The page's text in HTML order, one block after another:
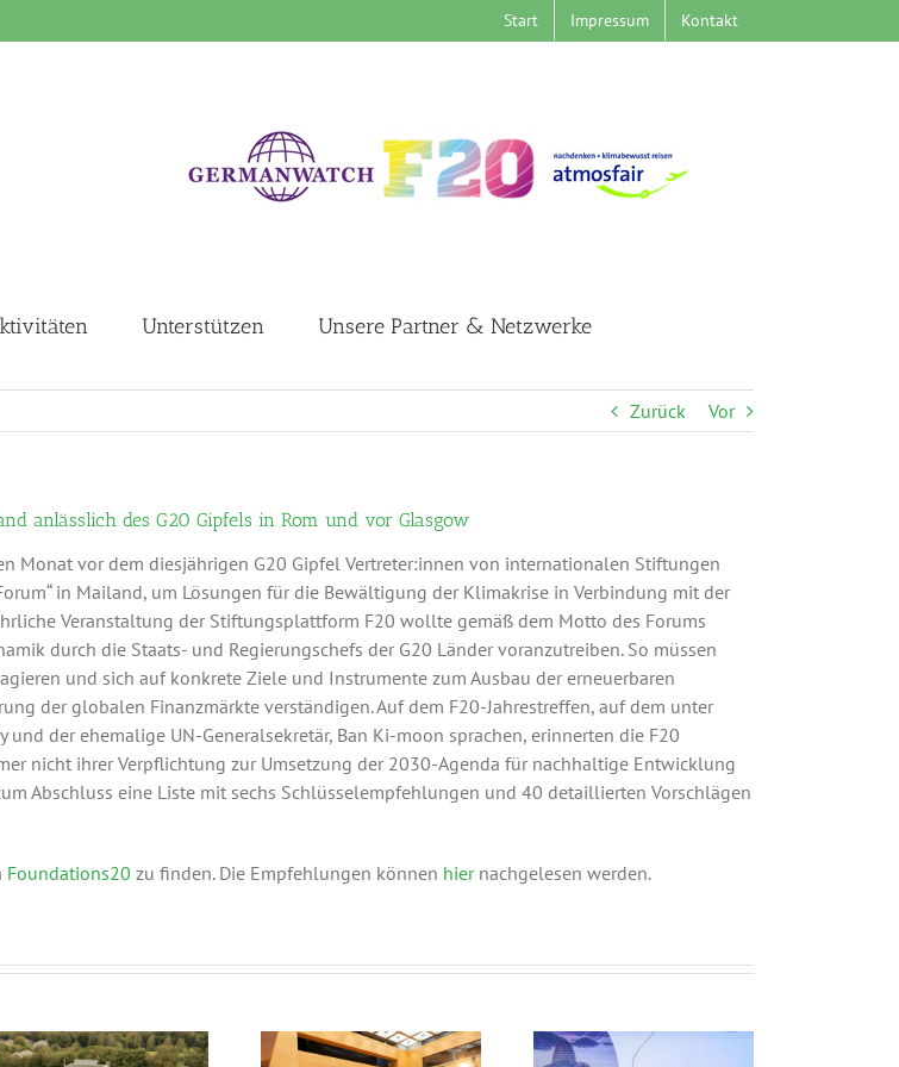
Start Impressum Kontakt
Unterstützen Unsere Partner & Netzwerke
Zurück Vor
anlässlich des G20 Gipfels in Rom und vor Glasgow
Monat vor dem diesjährigen G20 Gipfel Vertreter:innen von internationalen Stiftungen
in Mailand, um Lösungen für die Bewältigung der Klimakrise in Verbindung mit der
Veranstaltung der Stiftungsplattform F20 wollte gemäß dem Motto des Forums
durch die Staats- und Regierungschefs der G20 Länder voranzutreiben. So müssen
und sich auf konkrete Ziele und Instrumente zum Ausbau der erneuerbaren
der globalen Finanzmärkte verständigen. Auf dem F20-Jahrestreffen, auf dem unter
der ehemalige UN-Generalsekretär, Ban Ki-moon sprachen, erinnerten die F20
nicht ihrer Verpflichtung zur Umsetzung der 2030-Agenda für nachhaltige Entwicklung
Abschluss eine Liste mit sechs Schlüsselempfehlungen und 40 detaillierten Vorschlägen
Foundations20 zu finden. Die Empfehlungen können hiernachgelesen werden.
Die